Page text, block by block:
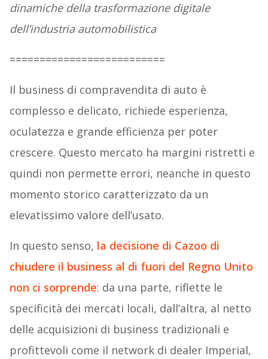
dinamiche della trasformazione digitale
dell’industria automobilistica
==========================
Il business di compravendita di auto è
complesso e delicato, richiede esperienza,
oculatezza e grande efficienza per poter
crescere. Questo mercato ha margini ristretti e
quindi non permette errori, neanche in questo
momento storico caratterizzato da un
elevatissimo valore dell’usato.
In questo senso, la decisione di Cazoo di
chiudere il business al di fuori del Regno Unito
non ci sorprende: da una parte, riflette le
specificità dei mercati locali, dall’altra, al netto
delle acquisizioni di business tradizionali e
profittevoli come il network di dealer Imperial,